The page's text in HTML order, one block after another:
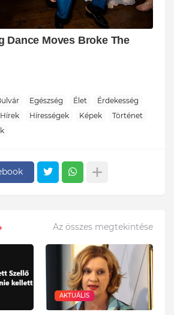
Egészség Élet
Érdekesség
Hírek Hírességek Képek
Történet
Az összes megtekintése
AKTUÁLIS